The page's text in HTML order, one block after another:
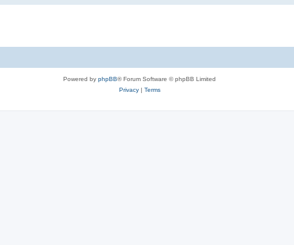
Powered by phpBB® Forum Software © phpBB Limited
Privacy| Terms